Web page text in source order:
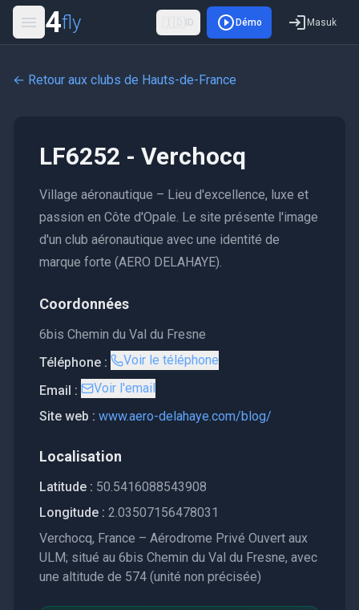
4fly 🇮🇩 ID Démo Masuk
← Retour aux clubs de Hauts-de-France
LF6252 - Verchocq
Village aéronautique – Lieu d'excellence, luxe et
passion en Côte d'Opale. Le site présente l'image
d'un club aéronautique avec une identité de
marque forte (AERO DELAHAYE).
Coordonnées
6bis Chemin du Val du Fresne
Téléphone :
Voir le téléphone
Email :
Voir l'email
Site web : www.aero-delahaye.com/blog/
Localisation
Latitude : 50.5416088543908
Longitude : 2.03507156478031
Verchocq, France – Aérodrome Privé Ouvert aux
ULM; situé au 6bis Chemin du Val du Fresne, avec
une altitude de 574 (unité non précisée)